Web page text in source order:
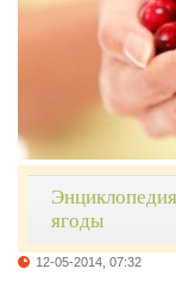
ягоды
12-05-2014, 07:32